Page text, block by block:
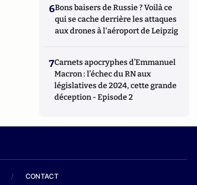
6Bons baisers de Russie ? Voilà ce
qui se cache derrière les attaques
aux drones à l'aéroport de Leipzig
7Carnets apocryphes d’Emmanuel
Macron : l’échec du RN aux
législatives de 2024, cette grande
déception - Episode 2
/ CONTACT